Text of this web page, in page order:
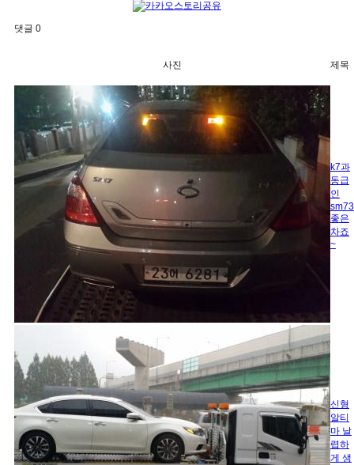
댓글 0
사진 제목
k7과
동급
인
sm73
좋은
차죠
~
신형
알티
마 날
렵하
게 생